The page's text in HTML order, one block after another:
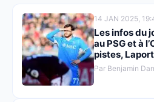
14 JAN 2025,
Les infos du
au PSG et à
pistes,
Par Benjamin